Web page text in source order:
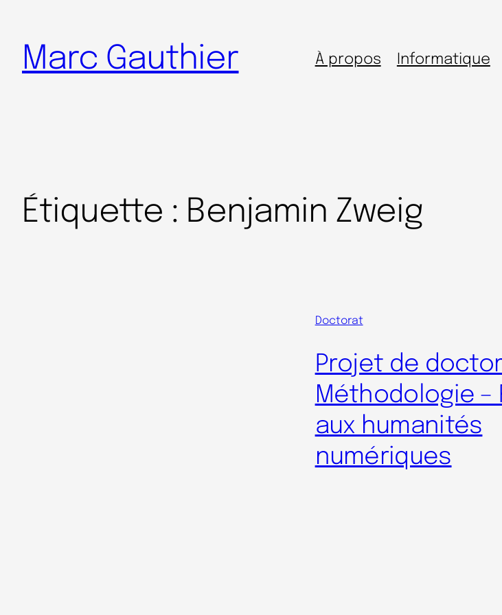
Marc Gauthier À propos Informatique
Étiquette : Benjamin Zweig
Doctorat
Projet de
Méthodologie –
aux humanités
numériques